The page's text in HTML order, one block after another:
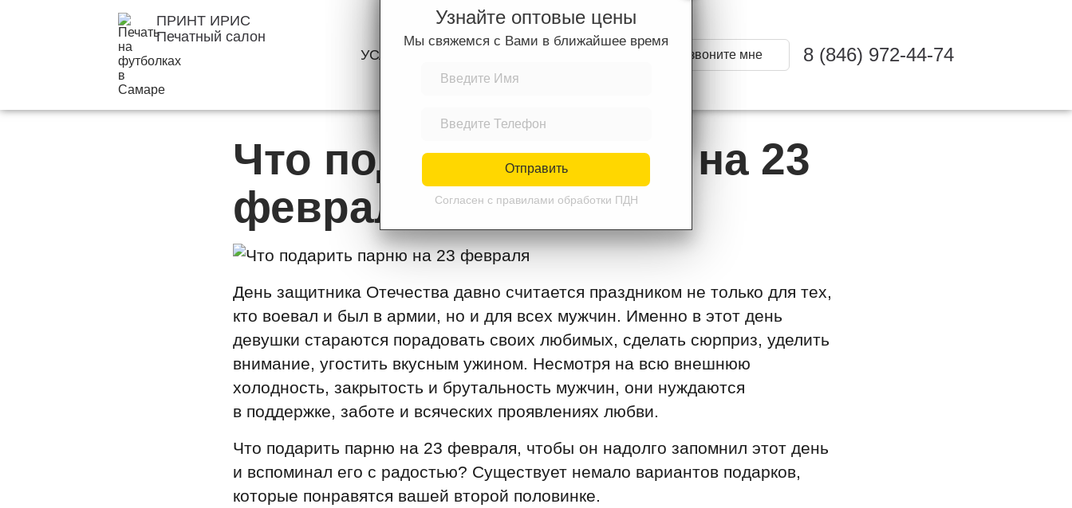
ПРИНТ ИРИС
Печатный салон
УСЛУГИ
Перезвоните мне 8 (846) 972-44-74
Что подарить парню на 23
февраля
День защитника Отечества давно считается праздником не только для тех,
кто воевал и был в армии, но и для всех мужчин. Именно в этот день
девушки стараются порадовать своих любимых, сделать сюрприз, уделить
внимание, угостить вкусным ужином. Несмотря на всю внешнюю
холодность, закрытость и брутальность мужчин, они нуждаются
в поддержке, заботе и всяческих проявлениях любви.
Что подарить парню на 23 февраля, чтобы он надолго запомнил этот день
и вспоминал его с радостью? Существует немало вариантов подарков,
которые понравятся вашей второй половинке.
Отправить
Узнайте оптовые цены
Мы свяжемся с Вами в ближайшее время
Отправить
Согласен с правилами обработки ПДН